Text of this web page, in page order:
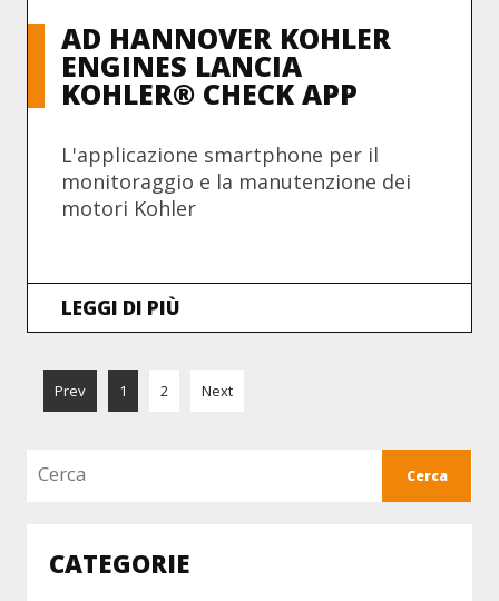
Prev 1 2 Next
AD HANNOVER KOHLER
ENGINES LANCIA
KOHLER® CHECK APP
L'applicazione smartphone per il
monitoraggio e la manutenzione dei
motori Kohler
LEGGI DI PIÙ
CATEGORIE